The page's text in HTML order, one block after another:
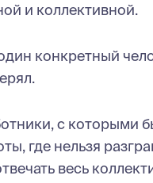
и коллективной.
конкретный
с которыми
где нельзя
весь